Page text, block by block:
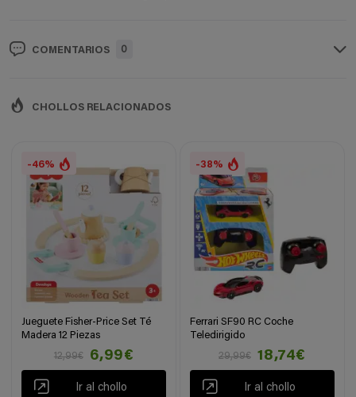
COMENTARIOS 0
CHOLLOS RELACIONADOS
-46%
Jueguete Fisher-Price Set Té
Madera 12 Piezas
12,99€
6,99€
Ir al chollo
-38%
Ferrari SF90 RC Coche
Teledirigido
29,99€
18,74€
Ir al chollo